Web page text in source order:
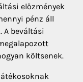
előzmények
pénz áll
A beváltási
költsenek.